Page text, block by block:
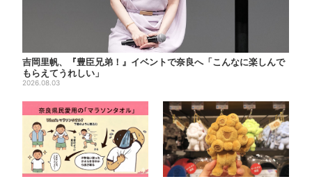
吉岡里帆、『豊臣兄弟！』イベントで奈良へ「こんなに楽しんで
もらえてうれしい」
2026.08.03